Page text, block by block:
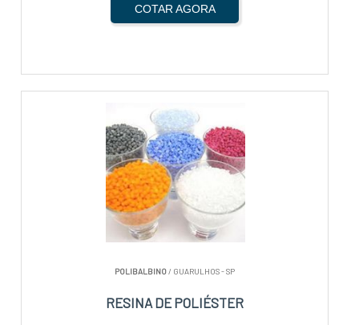
COTAR AGORA
POLIBALBINO/ GUARULHOS - SP
RESINA DE POLIÉSTER